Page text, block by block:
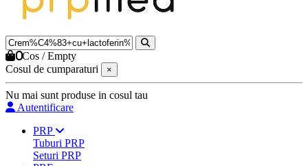
0Cos /Empty
Cosul de cumparaturi
×
Nu mai sunt produse in cosul tau
Autentificare
PRP
Tuburi PRP
Seturi PRP